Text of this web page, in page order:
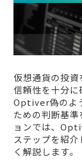
仮想通貨の投
信頼性を十分に
Optiver偽のよ
ための判断基
ョンでは、
ステップを紹
く解説します。